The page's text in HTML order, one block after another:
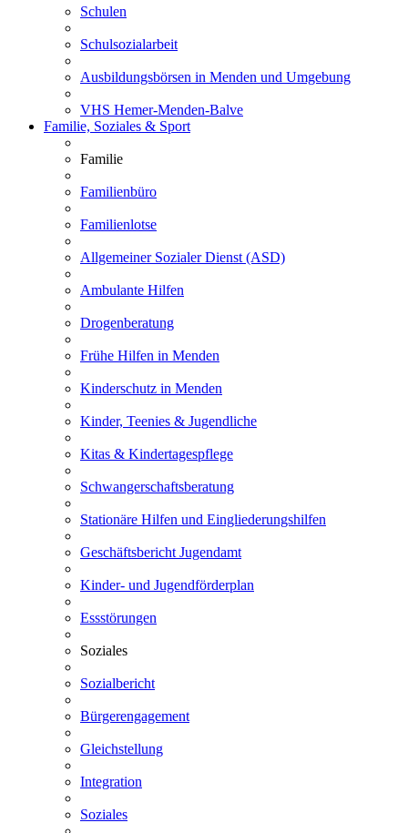
Schulen
Schulsozialarbeit
Ausbildungsbörsen in Menden und Umgebung
VHS Hemer-Menden-Balve
Familie, Soziales & Sport
Familie
Familienbüro
Familienlotse
Allgemeiner Sozialer Dienst (ASD)
Ambulante Hilfen
Drogenberatung
Frühe Hilfen in Menden
Kinderschutz in Menden
Kinder, Teenies & Jugendliche
Kitas & Kindertagespflege
Schwangerschaftsberatung
Stationäre Hilfen und Eingliederungshilfen
Geschäftsbericht Jugendamt
Kinder- und Jugendförderplan
Essstörungen
Soziales
Sozialbericht
Bürgerengagement
Gleichstellung
Integration
Soziales